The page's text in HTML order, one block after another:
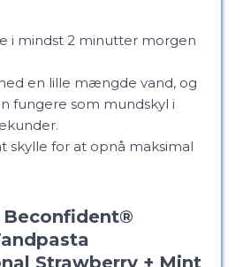
i mindst 2 minutter morgen
en lille mængde vand, og
fungere som mundskyl i
skylle for at opnå maksimal
Beconfident®
Strawberry + Mint